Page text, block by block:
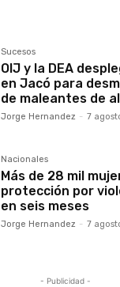
Sucesos
OIJ y la DEA
en Jacó para
de maleantes de
Jorge Hernandez - 7
Nacionales
Más de 28 mil
protección por
en seis meses
Jorge Hernandez - 7
- Publicidad -